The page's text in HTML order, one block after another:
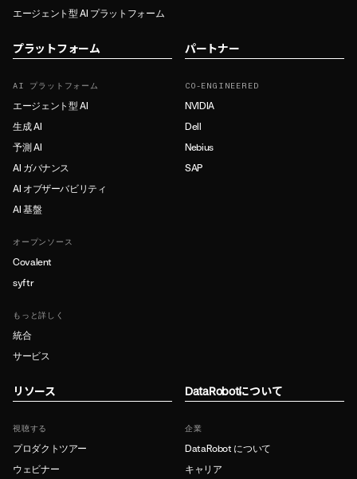
エージェント型 AI プラットフォーム
プラットフォーム
AI プラットフォーム
エージェント型 AI
生成 AI
予測 AI
AI ガバナンス
AI オブザーバビリティ
AI 基盤
オープンソース
Covalent
syftr
もっと詳しく
統合
サービス
パートナー
CO-ENGINEERED
NVIDIA
Dell
Nebius
SAP
リソース
視聴する
プロダクトツアー
ウェビナー
DataRobotについて
企業
DataRobot について
キャリア